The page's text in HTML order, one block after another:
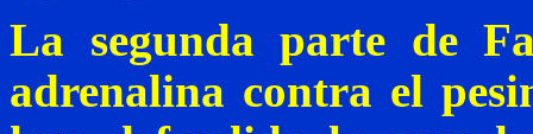
La segunda parte de
adrenalina contra el